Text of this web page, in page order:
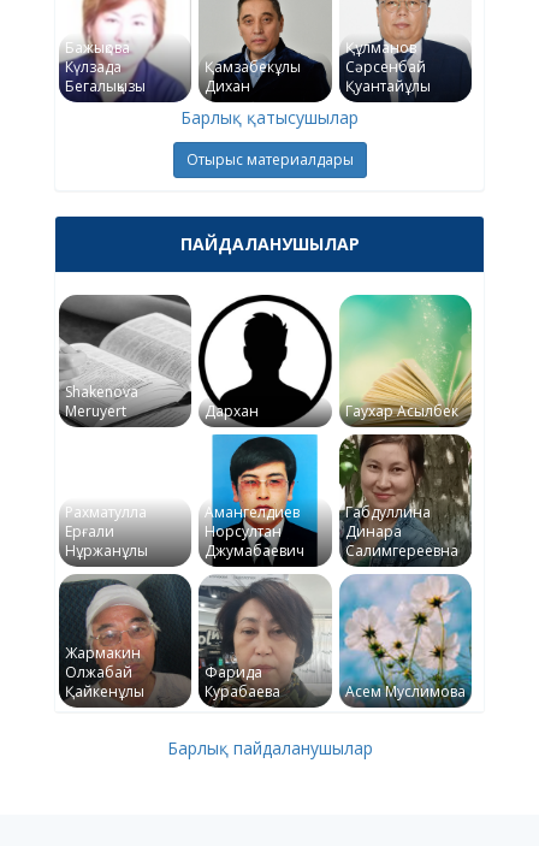
Бажықова
Күлзада
Бегалықызы
Қамзабекұлы
Дихан
Құлманов
Сәрсенбай
Қуантайұлы
Барлық қатысушылар
Отырыс материалдары
ПАЙДАЛАНУШЫЛАР
Shakenova
Meruyert
Дархан Гаухар Асылбек
Рахматулла
Ерғали
Нұржанұлы
Амангелдиев
Норсултан
Джумабаевич
Габдуллина
Динара
Салимгереевна
Жармакин
Олжабай
Қайкенұлы
Фарида
Курабаева
Асем Муслимова
Барлық пайдаланушылар